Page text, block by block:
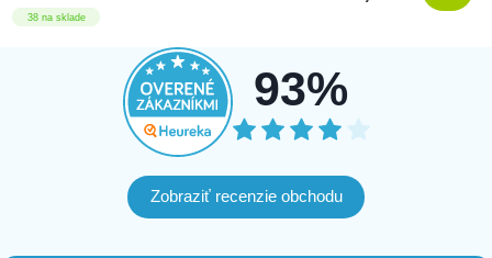
38 na sklade
93%
Zobraziť recenzie obchodu